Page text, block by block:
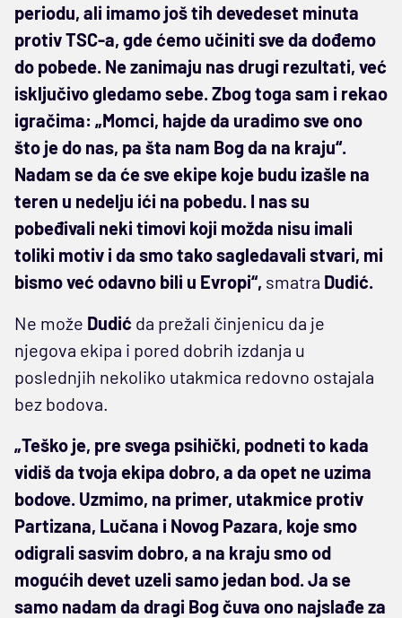
periodu, ali imamo još tih devedeset minuta
protiv TSC-a, gde ćemo učiniti sve da dođemo
do pobede. Ne zanimaju nas drugi rezultati, već
isključivo gledamo sebe. Zbog toga sam i rekao
igračima: „Momci, hajde da uradimo sve ono
što je do nas, pa šta nam Bog da na kraju“.
Nadam se da će sve ekipe koje budu izašle na
teren u nedelju ići na pobedu. I nas su
pobeđivali neki timovi koji možda nisu imali
toliki motiv i da smo tako sagledavali stvari, mi
bismo već odavno bili u Evropi“, smatra Dudić.
Ne može Dudić da prežali činjenicu da je
njegova ekipa i pored dobrih izdanja u
poslednjih nekoliko utakmica redovno ostajala
bez bodova.
„Teško je, pre svega psihički, podneti to kada
vidiš da tvoja ekipa dobro, a da opet ne uzima
bodove. Uzmimo, na primer, utakmice protiv
Partizana, Lučana i Novog Pazara, koje smo
odigrali sasvim dobro, a na kraju smo od
mogućih devet uzeli samo jedan bod. Ja se
samo nadam da dragi Bog čuva ono najslađe za